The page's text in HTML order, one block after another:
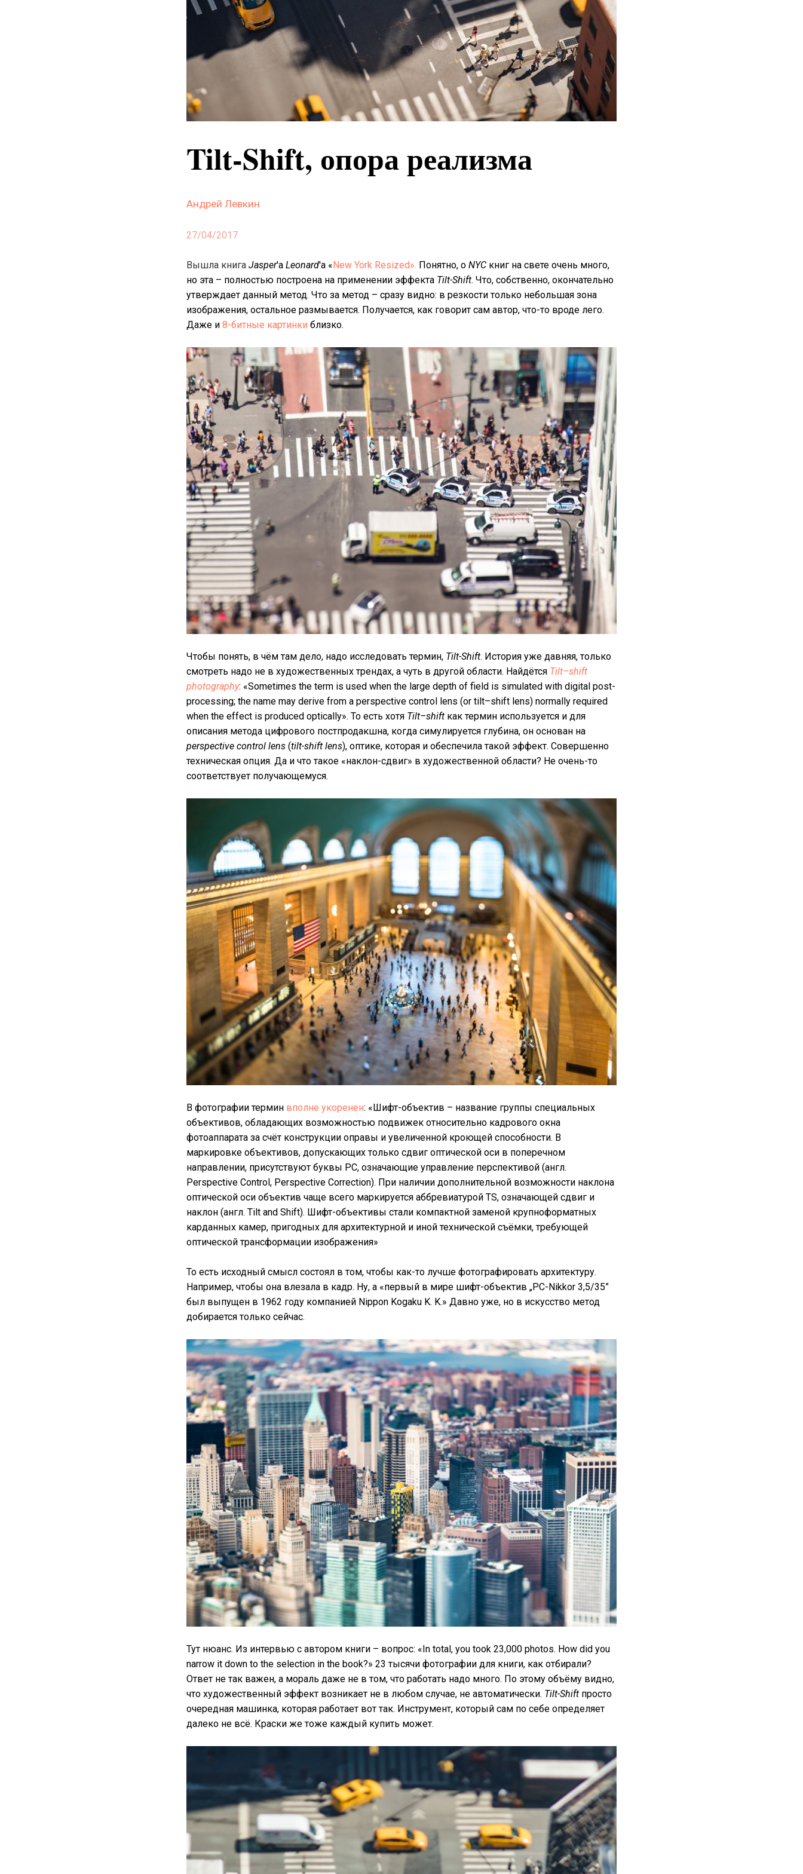
Tilt-Shift, опора реализма
Андрей Левкин
27/04/2017
Вышла книга Jasper'а Leonard'а «New York Resized». Понятно, о NYC книг на свете очень много,
но эта – полностью построена на применении эффекта Tilt-Shift. Что, собственно, окончательно
утверждает данный метод. Что за метод – сразу видно: в резкости только небольшая зона
изображения, остальное размывается. Получается, как говорит сам автор, что-то вроде лего.
Даже и 8-битные картинки близко.
Чтобы понять, в чём там дело, надо исследовать термин, Tilt-Shift. История уже давняя, только
смотреть надо не в художественных трендах, а чуть в другой области. Найдётся Tilt–shift
photography: «Sometimes the term is used when the large depth of field is simulated with digital post-
processing; the name may derive from a perspective control lens (or tilt–shift lens) normally required
when the effect is produced optically». То есть хотя Tilt–shift как термин используется и для
описания метода цифрового постпродакшна, когда симулируется глубина, он основан на
perspective control lens (tilt-shift lens), оптике, которая и обеспечила такой эффект. Совершенно
техническая опция. Да и что такое «наклон-сдвиг» в художественной области? Не очень-то
соответствует получающемуся.
В фотографии термин вполне укоренен: «Шифт-объектив – название группы специальных
объективов, обладающих возможностью подвижек относительно кадрового окна
фотоаппарата за счёт конструкции оправы и увеличенной кроющей способности. В
маркировке объективов, допускающих только сдвиг оптической оси в поперечном
направлении, присутствуют буквы PC, означающие управление перспективой (англ.
Perspective Control, Perspective Correction). При наличии дополнительной возможности наклона
оптической оси объектив чаще всего маркируется аббревиатурой TS, означающей сдвиг и
наклон (англ. Tilt and Shift). Шифт-объективы стали компактной заменой крупноформатных
карданных камер, пригодных для архитектурной и иной технической съёмки, требующей
оптической трансформации изображения»
То есть исходный смысл состоял в том, чтобы как-то лучше фотографировать архитектуру.
Например, чтобы она влезала в кадр. Ну, а «первый в мире шифт-объектив „PC-Nikkor 3,5/35”
был выпущен в 1962 году компанией Nippon Kogaku K. K.» Давно уже, но в искусство метод
добирается только сейчас.
Тут нюанс. Из интервью с автором книги – вопрос: «In total, you took 23,000 photos. How did you
narrow it down to the selection in the book?» 23 тысячи фотографии для книги, как отбирали?
Ответ не так важен, а мораль даже не в том, что работать надо много. По этому объёму видно,
что художественный эффект возникает не в любом случае, не автоматически. Tilt-Shift просто
очередная машинка, которая работает вот так. Инструмент, который сам по себе определяет
далеко не всё. Краски же тоже каждый купить может.